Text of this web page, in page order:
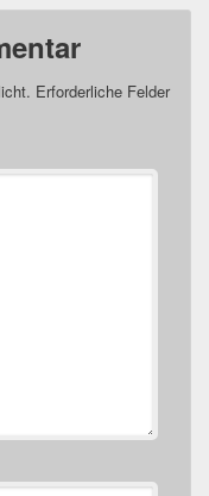
Erforderliche Felder